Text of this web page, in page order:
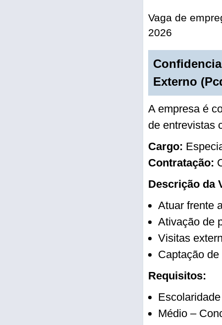
Vaga de
2026
Externo
A empresa é
de entrevistas
Cargo:
Contratação:
Descrição da
Atuar frente
Ativação de
Visitas
Captação
Requisitos:
Médio –